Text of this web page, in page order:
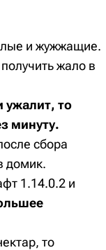
и жужжащие.
жало в
ужалит, то
минуту.
сбора
домик.
1.14.0.2 и
то